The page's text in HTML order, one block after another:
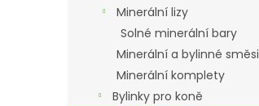
Minerální lizy
Solné minerální bary
Minerální a bylinné směsi
Minerální komplety
Bylinky pro koně